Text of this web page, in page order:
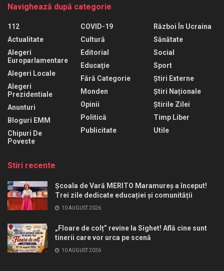
Navighează după categorie
112
Actualitate
Alegeri
Europarlamentare
Alegeri Locale
Alegeri
Prezidentiale
Anunturi
Bloguri EMM
Chipuri De
Poveste
COVID-19
Cultură
Editorial
Educaţie
Fără Categorie
Monden
Opinii
Politică
Publicitate
Război În Ucraina
Sănătate
Social
Sport
Știri Externe
Știri Naționale
Știrile Zilei
Timp Liber
Utile
Stiri recente
Școala de Vară MERITO Maramureș a început!
Trei zile dedicate educației și comunității
10 AUGUST 2026
„Floare de colț” revine la Sighet! Află cine sunt
tinerii care vor urca pe scenă
10 AUGUST 2026